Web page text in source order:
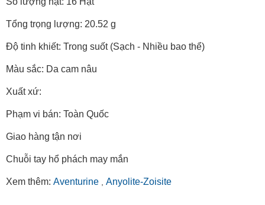
Số lượng hạt: 16 Hạt
Tổng trọng lượng: 20.52 g
Độ tinh khiết: Trong suốt (Sạch - Nhiều bao thể)
Màu sắc: Da cam nâu
Xuất xứ:
Phạm vi bán: Toàn Quốc
Giao hàng tận nơi
Chuỗi tay hổ phách may mắn
Xem thêm: Aventurine , Anyolite-Zoisite